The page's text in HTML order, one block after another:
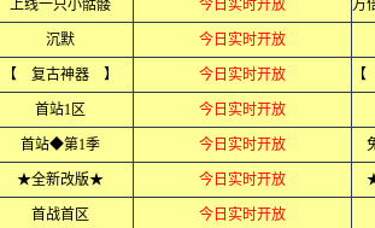
上线一只小骷髅 今日实时开放
沉默 今日实时开放
【 复古神器 】 今日实时开放
首站1区 今日实时开放
首站◆第1季 今日实时开放
★全新改版★ 今日实时开放
首战首区 今日实时开放